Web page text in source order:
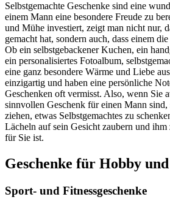
Selbstgemachte Geschenke sind eine
einem Mann eine besondere Freude zu
und Mühe investiert, zeigt man nicht nur,
gemacht hat, sondern auch, dass einem
Ob ein selbstgebackener Kuchen, ein
ein personalisiertes Fotoalbum,
eine ganz besondere Wärme und Liebe
einzigartig und haben eine persönliche
Geschenken oft vermisst. Also, wenn Sie
sinnvollen Geschenk für einen Mann
ziehen, etwas Selbstgemachtes zu
Lächeln auf sein Gesicht zaubern und ihm
für Sie ist.
Geschenke für Hobby
Sport- und Fitnessgeschenke